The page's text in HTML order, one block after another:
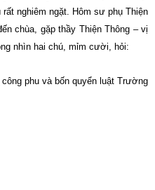
nghiêm ngặt. Hôm sư phụ Thiện
chùa, gặp thầy Thiện Thông – vị
nhìn hai chú, mỉm cười, hỏi:
phu và bốn quyển luật Trường